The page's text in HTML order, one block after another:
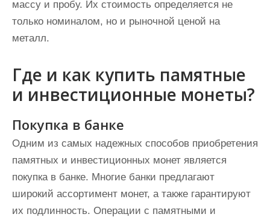
массу и пробу. Их стоимость определяется не
только номиналом, но и рыночной ценой на
металл.
Где и как купить памятные
и инвестиционные монеты?
Покупка в банке
Одним из самых надежных способов приобретения
памятных и инвестиционных монет является
покупка в банке. Многие банки предлагают
широкий ассортимент монет, а также гарантируют
их подлинность. Операции с памятными и